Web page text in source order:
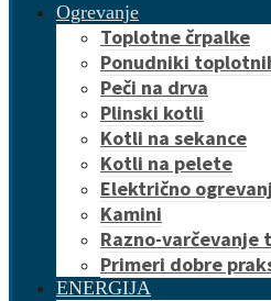
Ogrevanje
Toplotne črpalke
Ponudniki
Peči na drva
Plinski kotli
Kotli na sekance
Kotli na pelete
Električno
Kamini
Razno-
Primeri dobre
ENERGIJA